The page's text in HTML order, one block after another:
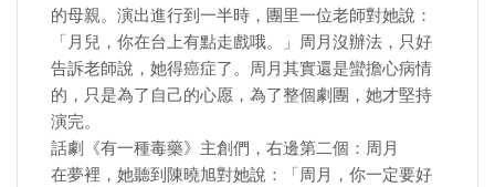
的母親。演出進行到一半時，團里一位老師對她說：
「月兒，你在台上有點走戲哦。」周月沒辦法，只好
告訴老師說，她得癌症了。周月其實還是蠻擔心病情
的，只是為了自己的心愿，為了整個劇團，她才堅持
演完。
話劇《有一種毒藥》主創們，右邊第二個：周月
​在夢裡，她聽到陳曉旭對她說：「周月，你一定要好